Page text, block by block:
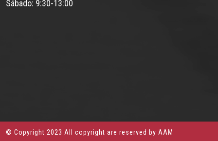
Sábado: 9:30-13:00
© Copyright 2023 All copyright are reserved by AAM